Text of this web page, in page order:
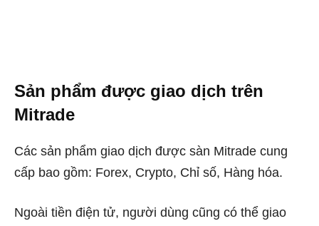
Sản phẩm được giao dịch trên
Mitrade
Các sản phẩm giao dịch được sàn Mitrade cung
cấp bao gồm: Forex, Crypto, Chỉ số, Hàng hóa.
Ngoài tiền điện tử, người dùng cũng có thể giao